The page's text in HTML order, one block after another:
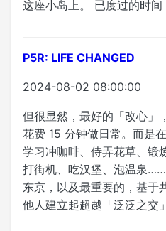
这座小岛上。 已度过的时间
P5R: LIFE CHANGED
2024-08-02 08:00:00
但很显然，最好的「改心」
花费 15 分钟做日常。而是
学习冲咖啡、侍弄花草、锻
打街机、吃汉堡、泡温泉
东京，以及最重要的，基于
他人建立起超越「泛泛之交